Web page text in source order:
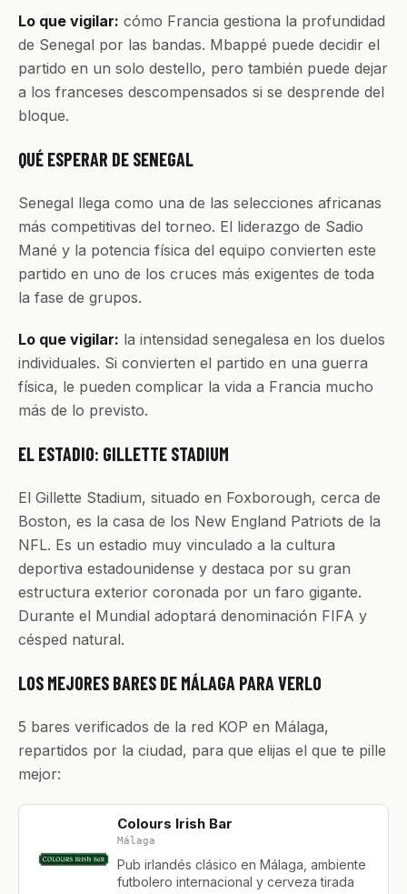
Lo que vigilar: cómo Francia gestiona la profundidad
de Senegal por las bandas. Mbappé puede decidir el
partido en un solo destello, pero también puede dejar
a los franceses descompensados si se desprende del
bloque.
QUÉ ESPERAR DE SENEGAL
Senegal llega como una de las selecciones africanas
más competitivas del torneo. El liderazgo de Sadio
Mané y la potencia física del equipo convierten este
partido en uno de los cruces más exigentes de toda
la fase de grupos.
Lo que vigilar: la intensidad senegalesa en los duelos
individuales. Si convierten el partido en una guerra
física, le pueden complicar la vida a Francia mucho
más de lo previsto.
EL ESTADIO: GILLETTE STADIUM
El Gillette Stadium, situado en Foxborough, cerca de
Boston, es la casa de los New England Patriots de la
NFL. Es un estadio muy vinculado a la cultura
deportiva estadounidense y destaca por su gran
estructura exterior coronada por un faro gigante.
Durante el Mundial adoptará denominación FIFA y
césped natural.
LOS MEJORES BARES DE MÁLAGA PARA VERLO
5 bares verificados de la red KOP en Málaga,
repartidos por la ciudad, para que elijas el que te pille
mejor:
Colours Irish Bar
Málaga
Pub irlandés clásico en Málaga, ambiente
futbolero internacional y cerveza tirada